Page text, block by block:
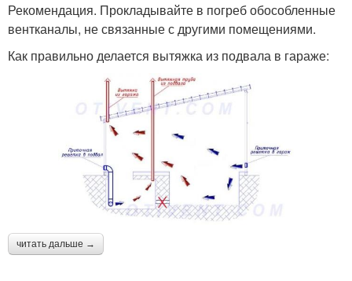
Рекомендация. Прокладывайте в погреб обособленные
вентканалы, не связанные с другими помещениями.
Как правильно делается вытяжка из подвала в гараже:
читать дальше →